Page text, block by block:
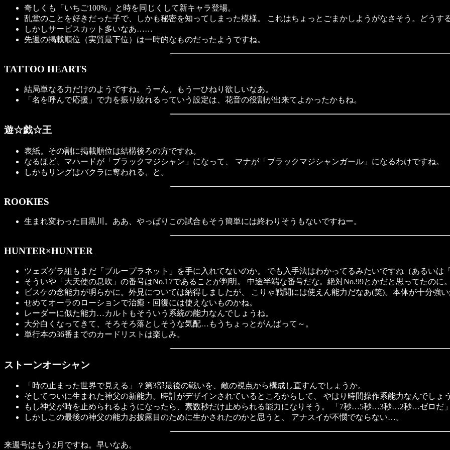
奇しくも「いちご100%」と時を同じくして新キャラ登場。
乱堂のことを好きだった子で、しかも秘密を知ってしまった模様。 これはちょっとごまかしようがなさそう。どうす
しかしサービスカット多いなあ……
先週の掲載順位（実質最下位）は一時的なものだったようですね。
TATTOO HEARTS
結局単なる力だけのようですね。うーん、もう一ひねり欲しいなあ。
「名を呼んで応援」で力を振り絞れるっていう設定は、花音の役割が出来てよかったかもね。
遊☆戯☆王
表紙。その割に掲載順位は結構後ろの方ですね。
なるほど、マハードが「ブラックマジシャン」になって、 マナが「ブラックマジシャンガール」になるわけですね。
しかもリングはバクラに奪われる、と。
ROOKIES
生まれ変わった目黒川。ああ、やっぱりこの試合もそう簡単には終わりそうもないですねー。
HUNTER×HUNTER
ツェズゲラ組もまだ「ブループラネット」を手に入れてないのか。 でも入手法はわかってるみたいですね（あるいは
そういや「大天使の息吹」の番号はNo.17であることが判明。 中途半端な番号だな。絶対No.99とかだと思ってたのに。
ビスケの念能力が明らかに。外見については納得しましたが、 こりゃ戦闘には使えん能力だなあ(笑)。本体が十分強
せめてオーラのローションで治癒・回復には使えないものかね。
レーダーに似た能力…カルトもそういう系統の能力なんでしょうね。
大分白くなってきて、そろそろ落としそうな気配…もうちょっとがんばって～。
単行本の36番までのカードリストは楽しみ。
ストーンオーシャン
「時の止まった世界で見える」？第3部最後の戦いを、敵の視点から構成し直すんでしょうか。
そしてついに生まれた神父の新能力。時計がデザインされているところからして、 やはり時間操作系能力なんでしょう
もし神父が時を止められるようになったら、素数秒だけ止められる能力になりそう。 「7秒…5秒…3秒…2秒…ゼロだ」
しかしこの最後の神父の能力お披露目のために生かされたのかと思うと、 アナスイが不憫でならない…。
来週号はもう2月ですね。早いなあ。